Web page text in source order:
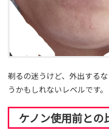
剃るの迷うけど、外出する
うかもしれないレベルです。
ケノン使用前との